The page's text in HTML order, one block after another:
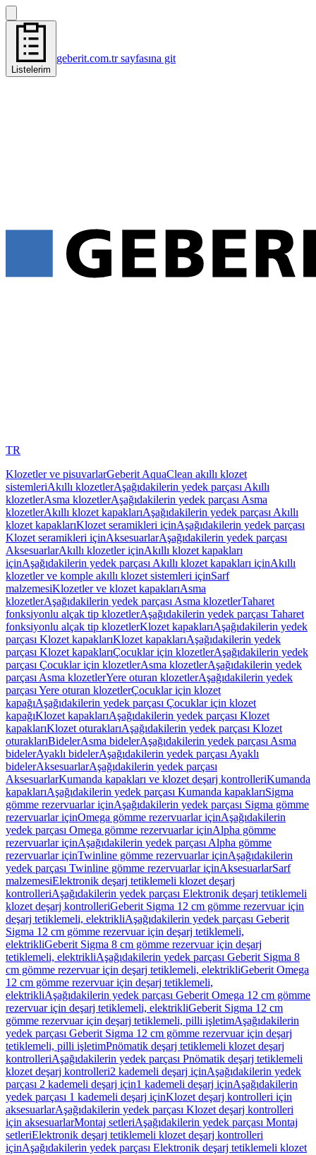
Listelerim
geberit.com.tr sayfasına git
TR
Klozetler ve pisuvarlarGeberit AquaClean akıllı klozet
sistemleriAkıllı klozetlerAşağıdakilerin yedek parçası Akıllı
klozetlerAsma klozetlerAşağıdakilerin yedek parçası Asma
klozetlerAkıllı klozet kapaklarıAşağıdakilerin yedek parçası Akıllı
klozet kapaklarıKlozet seramikleri içinAşağıdakilerin yedek parçası
Klozet seramikleri içinAksesuarlarAşağıdakilerin yedek parçası
AksesuarlarAkıllı klozetler içinAkıllı klozet kapakları
içinAşağıdakilerin yedek parçası Akıllı klozet kapakları içinAkıllı
klozetler ve komple akıllı klozet sistemleri içinSarf
malzemesiKlozetler ve klozet kapaklarıAsma
klozetlerAşağıdakilerin yedek parçası Asma klozetlerTaharet
fonksiyonlu alçak tip klozetlerAşağıdakilerin yedek parçası Taharet
fonksiyonlu alçak tip klozetlerKlozet kapaklarıAşağıdakilerin yedek
parçası Klozet kapaklarıKlozet kapaklarıAşağıdakilerin yedek
parçası Klozet kapaklarıÇocuklar için klozetlerAşağıdakilerin yedek
parçası Çocuklar için klozetlerAsma klozetlerAşağıdakilerin yedek
parçası Asma klozetlerYere oturan klozetlerAşağıdakilerin yedek
parçası Yere oturan klozetlerÇocuklar için klozet
kapağıAşağıdakilerin yedek parçası Çocuklar için klozet
kapağıKlozet kapaklarıAşağıdakilerin yedek parçası Klozet
kapaklarıKlozet oturaklarıAşağıdakilerin yedek parçası Klozet
oturaklarıBidelerAsma bidelerAşağıdakilerin yedek parçası Asma
bidelerAyaklı bidelerAşağıdakilerin yedek parçası Ayaklı
bidelerAksesuarlarAşağıdakilerin yedek parçası
AksesuarlarKumanda kapakları ve klozet deşarj kontrolleriKumanda
kapaklarıAşağıdakilerin yedek parçası Kumanda kapaklarıSigma
gömme rezervuarlar içinAşağıdakilerin yedek parçası Sigma gömme
rezervuarlar içinOmega gömme rezervuarlar içinAşağıdakilerin
yedek parçası Omega gömme rezervuarlar içinAlpha gömme
rezervuarlar içinAşağıdakilerin yedek parçası Alpha gömme
rezervuarlar içinTwinline gömme rezervuarlar içinAşağıdakilerin
yedek parçası Twinline gömme rezervuarlar içinAksesuarlarSarf
malzemesiElektronik deşarj tetiklemeli klozet deşarj
kontrolleriAşağıdakilerin yedek parçası Elektronik deşarj tetiklemeli
klozet deşarj kontrolleriGeberit Sigma 12 cm gömme rezervuar için
deşarj tetiklemeli, elektrikliAşağıdakilerin yedek parçası Geberit
Sigma 12 cm gömme rezervuar için deşarj tetiklemeli,
elektrikliGeberit Sigma 8 cm gömme rezervuar için deşarj
tetiklemeli, elektrikliAşağıdakilerin yedek parçası Geberit Sigma 8
cm gömme rezervuar için deşarj tetiklemeli, elektrikliGeberit Omega
12 cm gömme rezervuar için deşarj tetiklemeli,
elektrikliAşağıdakilerin yedek parçası Geberit Omega 12 cm gömme
rezervuar için deşarj tetiklemeli, elektrikliGeberit Sigma 12 cm
gömme rezervuar için deşarj tetiklemeli, pilli işletimAşağıdakilerin
yedek parçası Geberit Sigma 12 cm gömme rezervuar için deşarj
tetiklemeli, pilli işletimPnömatik deşarj tetiklemeli klozet deşarj
kontrolleriAşağıdakilerin yedek parçası Pnömatik deşarj tetiklemeli
klozet deşarj kontrolleri2 kademeli deşarj içinAşağıdakilerin yedek
parçası 2 kademeli deşarj için1 kademeli deşarj içinAşağıdakilerin
yedek parçası 1 kademeli deşarj içinKlozet deşarj kontrolleri için
aksesuarlarAşağıdakilerin yedek parçası Klozet deşarj kontrolleri
için aksesuarlarMontaj setleriAşağıdakilerin yedek parçası Montaj
setleriElektronik deşarj tetiklemeli klozet deşarj kontrolleri
içinAşağıdakilerin yedek parçası Elektronik deşarj tetiklemeli klozet